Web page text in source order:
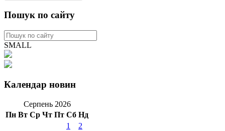
Пошук по сайту
SMALL
Календар новин
Серпень 2026
Пн Вт Ср Чт Пт Сб Нд
1
2